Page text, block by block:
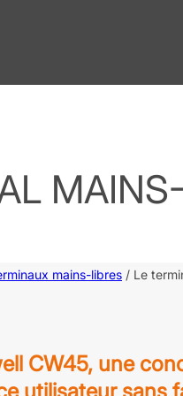
mains-libres / Le
CW45, une